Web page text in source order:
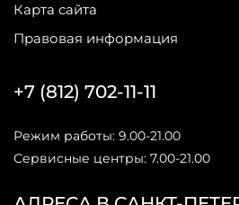
Карта сайта
Правовая информация
+7 (812) 702-11-11
Режим работы: 9.00-21.00
Сервисные центры: 7.00-21.00